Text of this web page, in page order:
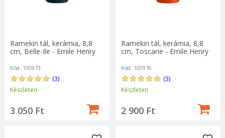
Ramekin tál, kerámia, 8,8
cm, Belle-Ile - Emile Henry
Kód: 100973
(3)
Készleten
3 050 Ft
Ramekin tál, kerámia, 8,8
cm, Toscane - Emile Henry
Kód: 100976
(3)
Készleten
2 900 Ft